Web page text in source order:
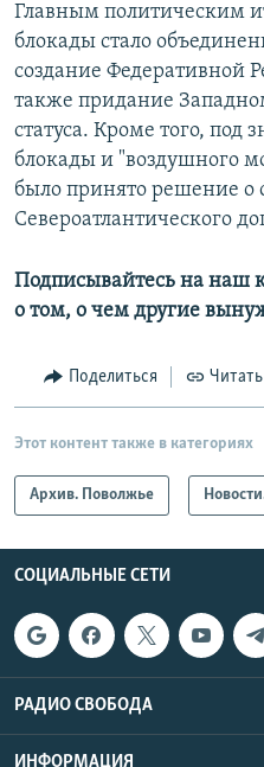
Главным политическим
блокады стало
создание Федеративной
также придание
статуса. Кроме того, под
блокады и "воздушного
было принято решение о
Североатлантического
Подписывайтесь на наш
о том, о чем другие
Поделиться
Этот контент также в категориях
Архив. Поволжье
СОЦИАЛЬНЫЕ СЕТИ
РАДИО СВОБОДА
ИНФОРМАЦИЯ